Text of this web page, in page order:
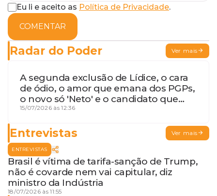
Eu li e aceito as Política de Privacidade.
COMENTAR
Radar do Poder Ver mais
A segunda exclusão de Lídice, o cara
de ódio, o amor que emana dos PGPs,
o novo só 'Neto' e o candidato que
geme
15/07/2026 às 12:36
Entrevistas Ver mais
ENTREVISTAS
Brasil é vítima de tarifa-sanção de Trump,
não é covarde nem vai capitular, diz
ministro da Indústria
18/07/2026 às 11:55